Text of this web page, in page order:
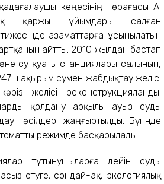
кеңесінің төрағасы А.
қаржы ұйымдары салған
азаматтарға ұсынылатын
айтты. 2010 жылдан бастап
су қуаты станциялары салынып,
шақырым сумен жабдықтау желісі
желісі реконструкцияланды.
қолдану арқылы ауыз суды
тәсілдері жаңғыртылды. Бүгінде
режимде басқарылады.
тұтынушыларға дейін суды
етуге, сондай-ақ, экологиялық